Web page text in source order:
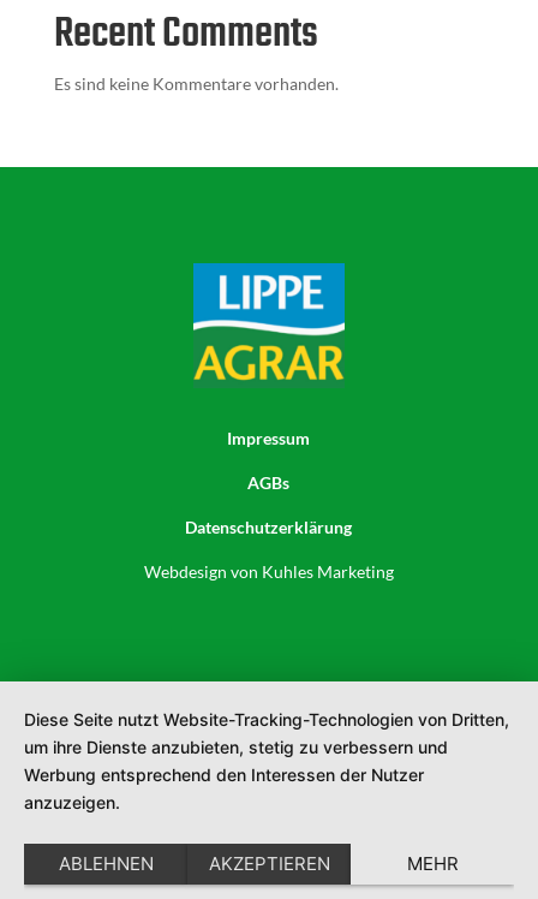
Recent Comments
Es sind keine Kommentare vorhanden.
Impressum
AGBs
Datenschutzerklärung
Webdesign von Kuhles Marketing
Diese Seite nutzt Website-Tracking-Technologien von Dritten,
um ihre Dienste anzubieten, stetig zu verbessern und
Werbung entsprechend den Interessen der Nutzer
anzuzeigen.
ABLEHNEN AKZEPTIEREN MEHR